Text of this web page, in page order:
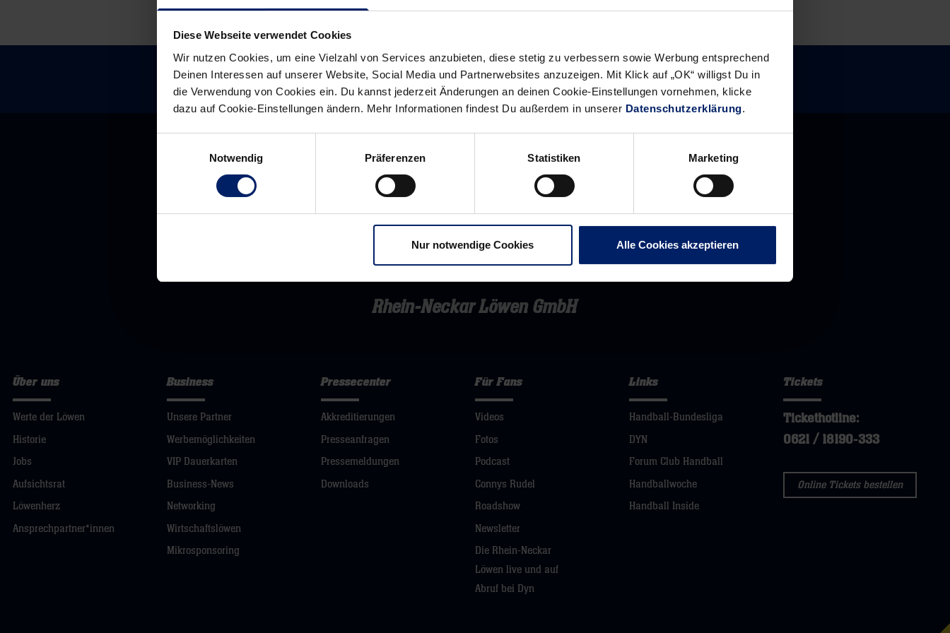
Diese Webseite verwendet Cookies
Wir nutzen Cookies, um eine Vielzahl von Services anzubieten, diese stetig zu verbessern sowie Werbung entsprechend
Deinen Interessen auf unserer Website, Social Media und Partnerwebsites anzuzeigen. Mit Klick auf „OK“ willigst Du in
die Verwendung von Cookies ein. Du kannst jederzeit Änderungen an deinen Cookie-Einstellungen vornehmen, klicke
dazu auf Cookie-Einstellungen ändern. Mehr Informationen findest Du außerdem in unserer Datenschutzerklärung.
Notwendig
Präferenzen Statistiken Marketing
Nur notwendige Cookies Alle Cookies akzeptieren
„Natio“
Gegensätze
Rhein-Neckar Löwen GmbH
Über uns
Werte der Löwen
Historie
Jobs
Aufsichtsrat
Löwenherz
Ansprechpartner*innen
Business
Unsere Partner
Werbemöglichkeiten
VIP Dauerkarten
Business-News
Networking
Wirtschaftslöwen
Mikrosponsoring
Pressecenter
Akkreditierungen
Presseanfragen
Pressemeldungen
Downloads
Für Fans
Videos
Fotos
Podcast
Connys Rudel
Roadshow
Newsletter
Die Rhein-Neckar
Löwen live und auf
Abruf bei Dyn
Links
Handball-Bundesliga
DYN
Forum Club Handball
Handballwoche
Handball Inside
Tickets
Tickethotline:
0621 / 18190-333
Online Tickets bestellen